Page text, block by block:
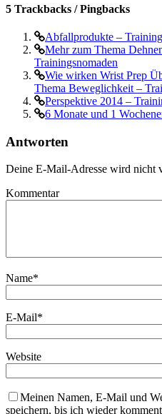
5 Trackbacks / Pingbacks
Abfallprodukte –
Mehr zum Thema
Trainingsnomaden
Wie wirken Wrist Prep
Thema Beweglichkeit –
Perspektive 2014 –
6 Monate und 1
Antworten
Deine E-Mail-Adresse wird nicht
Kommentar
Name*
E-Mail*
Website
Meinen Namen, E-Mail und
speichern, bis ich wieder